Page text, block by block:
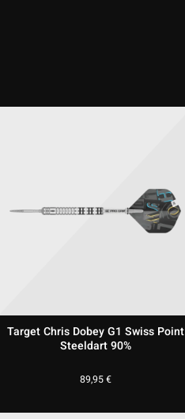
Target Chris Dobey G1 Swiss Point
Steeldart 90%
89,95€